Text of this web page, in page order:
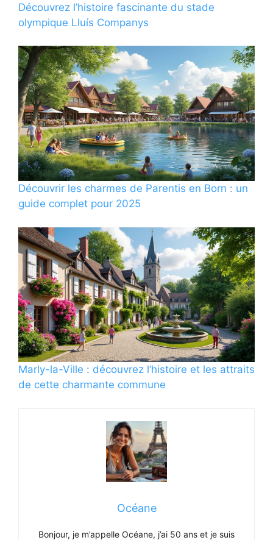
Découvrez l’histoire fascinante du stade
olympique Lluís Companys
Découvrir les charmes de Parentis en Born : un
guide complet pour 2025
Marly-la-Ville : découvrez l’histoire et les attraits
de cette charmante commune
Océane
Bonjour, je m’appelle Océane, j’ai 50 ans et je suis